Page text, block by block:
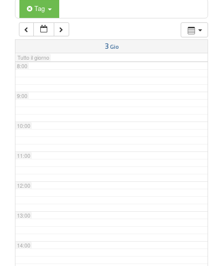
Tag
3Gio
Tutto il giorno
6:00
7:00
8:00
9:00
10:00
11:00
12:00
13:00
14:00